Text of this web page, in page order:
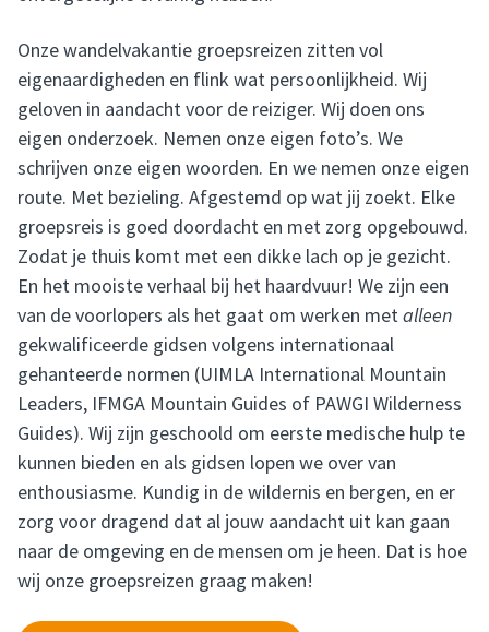
Onze wandelvakantie groepsreizen zitten vol
eigenaardigheden en flink wat persoonlijkheid. Wij
geloven in aandacht voor de reiziger. Wij doen ons
eigen onderzoek. Nemen onze eigen foto’s. We
schrijven onze eigen woorden. En we nemen onze eigen
route. Met bezieling. Afgestemd op wat jij zoekt. Elke
groepsreis is goed doordacht en met zorg opgebouwd.
Zodat je thuis komt met een dikke lach op je gezicht.
En het mooiste verhaal bij het haardvuur! We zijn een
van de voorlopers als het gaat om werken metalleen
gekwalificeerde gidsen volgens internationaal
gehanteerde normen (UIMLA International Mountain
Leaders, IFMGA Mountain Guides of PAWGI Wilderness
Guides). Wij zijn geschoold om eerste medische hulp te
kunnen bieden en als gidsen lopen we over van
enthousiasme. Kundig in de wildernis en bergen, en er
zorg voor dragend dat al jouw aandacht uit kan gaan
naar de omgeving en de mensen om je heen. Dat is hoe
wij onze groepsreizen graag maken!